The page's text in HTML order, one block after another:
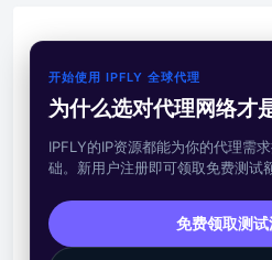
开始使用 IPFLY 全球代理
为什么选对代理网络才
IPFLY的IP资源都能为你的代理需
础。新用户注册即可领取免费测试
免费领取测